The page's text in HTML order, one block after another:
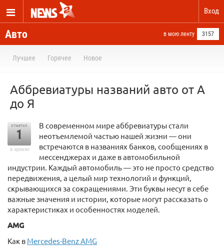
Вход
Авто в мою ленту 3157
Лучшее Горячее Новое
Аббревиатуры названий авто от А
до Я
отметил
1
в архиве
В современном мире аббревиатуры стали
неотъемлемой частью нашей жизни — они
встречаются в названиях банков, сообщениях в
мессенджерах и даже в автомобильной
индустрии. Каждый автомобиль — это не просто средство
передвижения, а целый мир технологий и функций,
скрывающихся за сокращениями. Эти буквы несут в себе
важные значения и истории, которые могут рассказать о
характеристиках и особенностях моделей.
AMG
Как в Mercedes-Benz AMG